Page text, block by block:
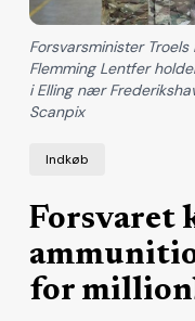
Indkøb
Forsvaret
for
Forsvarsminister
Flemming Lentfer
i Elling nær
Scanpix